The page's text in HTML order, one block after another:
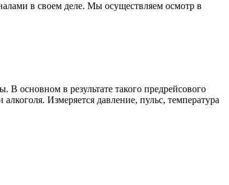
в своем деле. Мы осуществляем осмотр в
основном в результате такого предрейсового
Измеряется давление, пульс, температура